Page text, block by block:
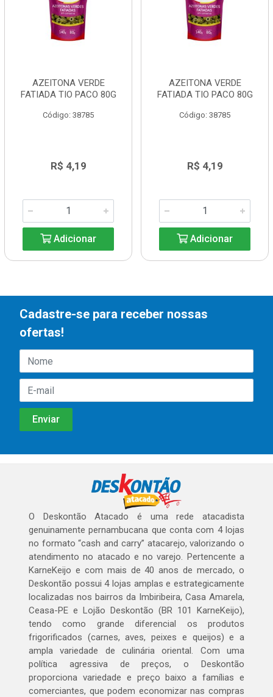
AZEITONA VERDE
FATIADA TIO PACO 80G
Código: 38785
R$ 4,19
Adicionar
AZEITONA VERDE
FATIADA TIO PACO 80G
Código: 38785
R$ 4,19
Adicionar
Cadastre-se para receber nossas
ofertas!
O Deskontão Atacado é uma rede atacadista
genuinamente pernambucana que conta com 4 lojas
no formato “cash and carry” atacarejo, valorizando o
atendimento no atacado e no varejo. Pertencente a
KarneKeijo e com mais de 40 anos de mercado, o
Deskontão possui 4 lojas amplas e estrategicamente
localizadas nos bairros da Imbiribeira, Casa Amarela,
Ceasa-PE e Lojão Deskontão (BR 101 KarneKeijo),
tendo como grande diferencial os produtos
frigorificados (carnes, aves, peixes e queijos) e a
ampla variedade de culinária oriental. Com uma
política agressiva de preços, o Deskontão
proporciona variedade e preço baixo a famílias e
comerciantes, que podem economizar nas compras